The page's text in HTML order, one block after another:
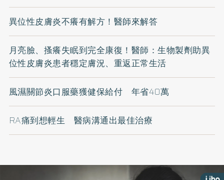
異位性皮膚炎不癢有解方！醫師來解答
月亮臉、搔癢失眠到完全康復！醫師：生物製劑助異
位性皮膚炎患者穩定膚況、重返正常生活
風濕關節炎口服藥獲健保給付 年省40萬
RA痛到想輕生 醫病溝通出最佳治療